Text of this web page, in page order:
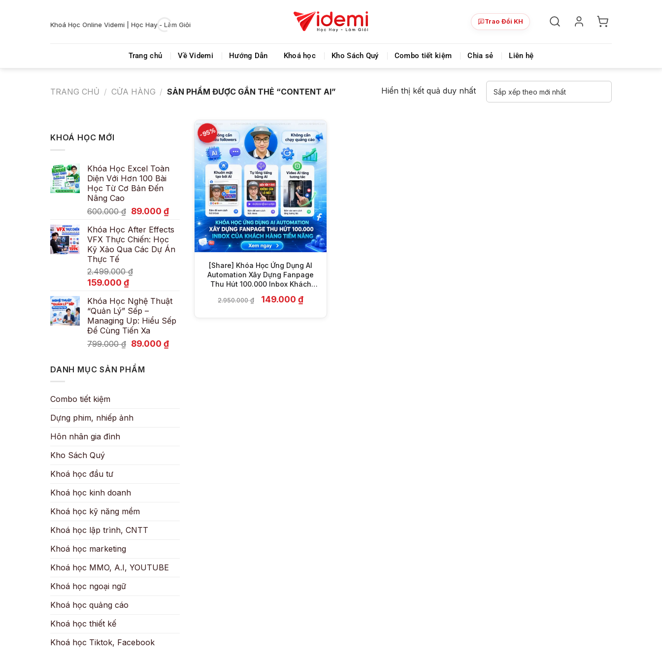
Khoá Học Online Videmi | Học Hay - Làm Giỏi Videmi giúp bạn học tiết kiệm và tiến bộ hơn mỗi ngày! Chia sẻ khoá học giá rẻ cho những ai hạn hẹp
Trao Đổi KH
Trang chủ Về Videmi Hướng Dẫn Khoá học Kho Sách Quý Combo tiết kiệm Chia sẻ Liên hệ
TRANG CHỦ / CỬA HÀNG / SẢN PHẨM ĐƯỢC GẮN THẺ “CONTENT AI” Hiển thị kết quả duy nhất
KHOÁ HỌC MỚI
Khóa Học Excel Toàn
Diện Với Hơn 100 Bài
Học Từ Cơ Bản Đến
Nâng Cao
600.000₫ Giá
là:
600.000 ₫.
89.000 ₫Giá
tại
là:
89.000 ₫.
Khóa Học After Effects
VFX Thực Chiến: Học
Kỹ Xảo Qua Các Dự Án
Thực Tế
2.499.000₫
Giá
là:
2.499.000 ₫.
159.000 ₫Giá
tại
là:
159.000 ₫.
Khóa Học Nghệ Thuật
“Quản Lý” Sếp –
Managing Up: Hiểu Sếp
Để Cùng Tiến Xa
799.000₫ Giá
là:
799.000 ₫.
89.000 ₫Giá
DANH MỤC SẢN PHẨM
Combo tiết kiệm
Dựng phim, nhiếp ảnh
Hôn nhân gia đình
Kho Sách Quý
Khoá học đầu tư
Khoá học kinh doanh
Khoá học kỹ năng mềm
Khoá học lập trình, CNTT
Khoá học marketing
Khoá học MMO, A.I, YOUTUBE
Khoá học ngoại ngữ
Khoá học quảng cáo
Khoá học thiết kế
Khoá học Tiktok, Facebook
-95%
+
[Share] Khóa Học Ứng Dụng AI
Automation Xây Dựng Fanpage
Thu Hút 100.000 Inbox Khách
2.950.000₫ Giá
gốc
149.000₫Giá